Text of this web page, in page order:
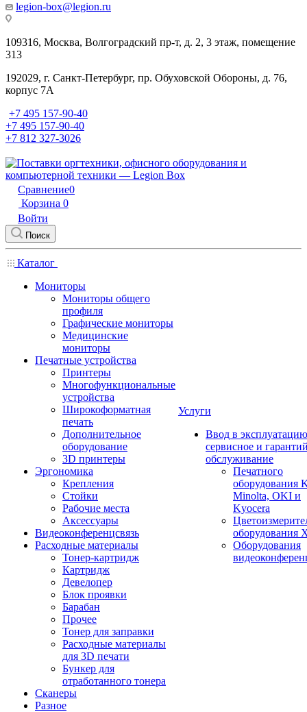
legion-box@legion.ru
109316, Москва, Волгоградский пр-т, д. 2, 3 этаж, помещение
313
192029, г. Санкт-Петербург, пр. Обуховской Обороны, д. 76,
корпус 7А
+7 495 157-90-40
+7 495 157-90-40
+7 812 327-3026
Сравнение0
Корзина 0
Войти
Поиск
Каталог
Мониторы
Мониторы общего
профиля
Графические мониторы
Медицинские
мониторы
Печатные устройства
Принтеры
Многофункциональные
устройства
Широкоформатная
печать
Дополнительное
оборудование
3D принтеры
Эргономика
Крепления
Стойки
Рабочие места
Аксессуары
Видеоконференцсвязь
Расходные материалы
Тонер-картридж
Картридж
Девелопер
Блок проявки
Барабан
Прочее
Тонер для заправки
Расходные материалы
для 3D печати
Бункер для
отработанного тонера
Сканеры
Разное
Услуги
Ввод в
сервисное и
обслуживание
Печатного
оборудования
Minolta, OKI и
Kyocera
оборудования
Оборудования